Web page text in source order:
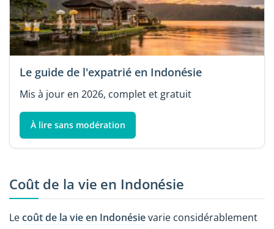
Le guide de l'expatrié en Indonésie
Mis à jour en 2026, complet et gratuit
À lire sans modération
Coût de la vie en Indonésie
Lecoût de la vie en Indonésievarie considérablement